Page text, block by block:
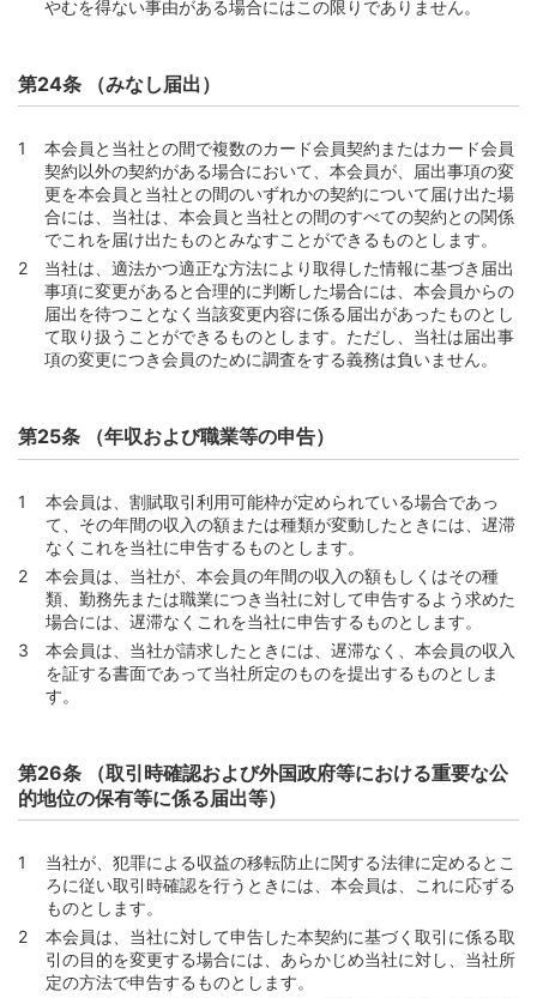
やむを得ない事由がある場合にはこの限りでありません。
第24条 （みなし届出）
本会員と当社との間で複数のカード会員契約またはカード会員
契約以外の契約がある場合において、本会員が、届出事項の変
更を本会員と当社との間のいずれかの契約について届け出た場
合には、当社は、本会員と当社との間のすべての契約との関係
でこれを届け出たものとみなすことができるものとします。
当社は、適法かつ適正な方法により取得した情報に基づき届出
事項に変更があると合理的に判断した場合には、本会員からの
届出を待つことなく当該変更内容に係る届出があったものとし
て取り扱うことができるものとします。ただし、当社は届出事
項の変更につき会員のために調査をする義務は負いません。
第25条 （年収および職業等の申告）
本会員は、割賦取引利用可能枠が定められている場合であっ
て、その年間の収入の額または種類が変動したときには、遅滞
なくこれを当社に申告するものとします。
本会員は、当社が、本会員の年間の収入の額もしくはその種
類、勤務先または職業につき当社に対して申告するよう求めた
場合には、遅滞なくこれを当社に申告するものとします。
本会員は、当社が請求したときには、遅滞なく、本会員の収入
を証する書面であって当社所定のものを提出するものとしま
す。
第26条 （取引時確認および外国政府等における重要な公
的地位の保有等に係る届出等）
当社が、犯罪による収益の移転防止に関する法律に定めるとこ
ろに従い取引時確認を行うときには、本会員は、これに応ずる
ものとします。
本会員は、当社に対して申告した本契約に基づく取引に係る取
引の目的を変更する場合には、あらかじめ当社に対し、当社所
定の方法で申告するものとします。